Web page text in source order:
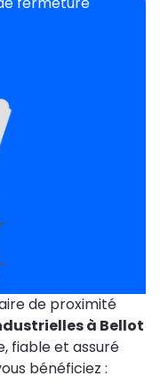
de proximité
à Bellot
fiable et assuré
bénéficiez :